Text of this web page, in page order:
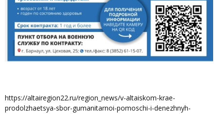
https://altairegion22.ru/region_news/v-altaiskom-krae-
prodolzhaetsya-sbor-gumanitarnoi-pomoschi-i-denezhnyh-